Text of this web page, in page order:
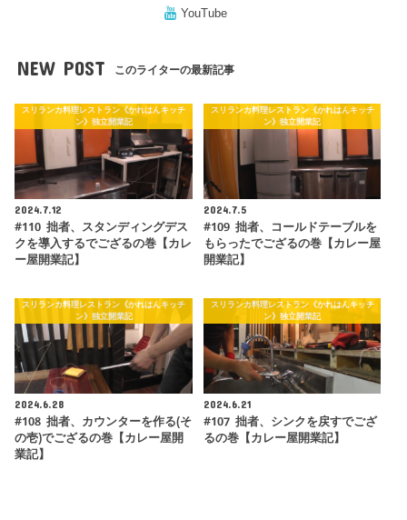
YouTube
NEW POST このライターの最新記事
スリランカ料理レストラン《かれはんキッチ
ン》独立開業記
2024.7.12
#110 拙者、スタンディングデス
クを導入するでござるの巻【カレ
ー屋開業記】
スリランカ料理レストラン《かれはんキッチ
ン》独立開業記
2024.7.5
#109 拙者、コールドテーブルを
もらったでござるの巻【カレー屋
開業記】
スリランカ料理レストラン《かれはんキッチ
ン》独立開業記
2024.6.28
#108 拙者、カウンターを作る(そ
の壱)でござるの巻【カレー屋開
業記】
スリランカ料理レストラン《かれはんキッチ
ン》独立開業記
2024.6.21
#107 拙者、シンクを戻すでござ
るの巻【カレー屋開業記】